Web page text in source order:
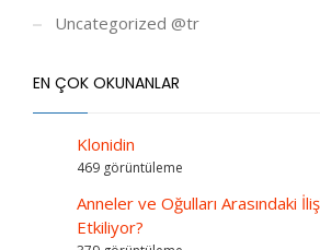
Uncategorized @tr
EN ÇOK OKUNANLAR
Klonidin
469 görüntüleme
Anneler ve Oğulları Arasındaki
Etkiliyor?